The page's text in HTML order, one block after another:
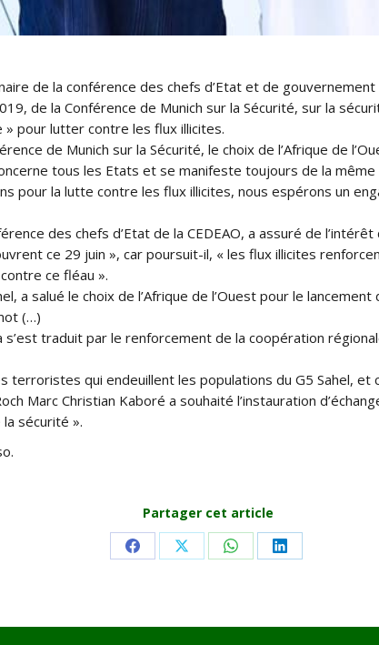
de la conférence des chefs d’Etat et de
de la Conférence de Munich sur la Sécurité, sur la
pour lutter contre les flux illicites.
de Munich sur la Sécurité, le choix de l’Afrique de
tous les Etats et se manifeste toujours de la même
pour la lutte contre les flux illicites, nous espérons un
des chefs d’Etat de la CEDEAO, a assuré de
ce 29 juin », car poursuit-il, « les flux illicites
ce fléau ».
a salué le choix de l’Afrique de l’Ouest pour le
(…)
traduit par le renforcement de la coopération
qui endeuillent les populations du G5 Sahel, et
Marc Christian Kaboré a souhaité l’instauration
sécurité ».
Partager cet article
Share Share Share Share